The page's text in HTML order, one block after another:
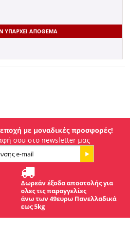
ΥΠΆΡΧΕΙ ΑΠΌΘΕΜΑ
με μοναδικές προσφορές!
σου στο newsletter μας
Δωρεάν έξοδα αποστολής για
ολες τις παραγγελίες
άνω των 49ευρω Πανελλαδικά
εως 5kg